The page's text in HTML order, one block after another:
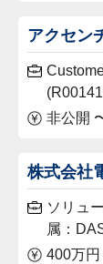
アクセン
非公開
株式会社
ソリュ
属：
400万円